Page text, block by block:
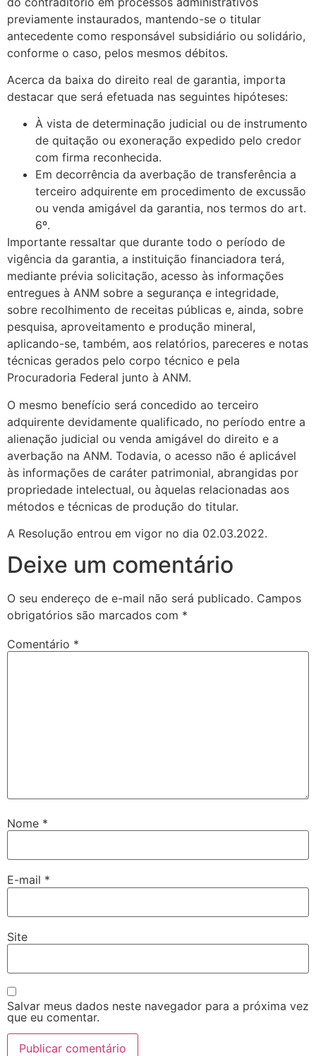
previamente instaurados, mantendo-se o titular
antecedente como responsável subsidiário ou solidário,
conforme o caso, pelos mesmos débitos.
Acerca da baixa do direito real de garantia, importa
destacar que será efetuada nas seguintes hipóteses:
À vista de determinação judicial ou de instrumento
de quitação ou exoneração expedido pelo credor
com firma reconhecida.
Em decorrência da averbação de transferência a
terceiro adquirente em procedimento de excussão
ou venda amigável da garantia, nos termos do art.
6º.
Importante ressaltar que durante todo o período de
vigência da garantia, a instituição financiadora terá,
mediante prévia solicitação, acesso às informações
entregues à ANM sobre a segurança e integridade,
sobre recolhimento de receitas públicas e, ainda, sobre
pesquisa, aproveitamento e produção mineral,
aplicando-se, também, aos relatórios, pareceres e notas
técnicas gerados pelo corpo técnico e pela
Procuradoria Federal junto à ANM.
O mesmo benefício será concedido ao terceiro
adquirente devidamente qualificado, no período entre a
alienação judicial ou venda amigável do direito e a
averbação na ANM. Todavia, o acesso não é aplicável
às informações de caráter patrimonial, abrangidas por
propriedade intelectual, ou àquelas relacionadas aos
métodos e técnicas de produção do titular.
A Resolução entrou em vigor no dia 02.03.2022.
Deixe um comentário
O seu endereço de e-mail não será publicado. Campos
obrigatórios são marcados com *
Comentário *
Nome *
E-mail *
Site
Salvar meus dados neste navegador para a próxima vez
que eu comentar.